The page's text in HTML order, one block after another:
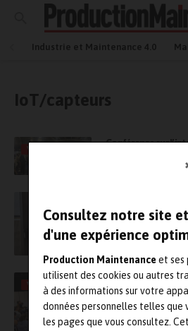
Consultez notre site
d'une expérience
Production Maintenanceet ses
utilisent des cookies ou autres
à des informations sur votre
données personnelles telles que
les pages que vous consultez.
Industrie et Maintenance 4.0
IoT/capteurs
Conférence sur
VIDÉO
stratégique entre
technologique
Le point sur les
œuvre une
l’usine
VIDÉO